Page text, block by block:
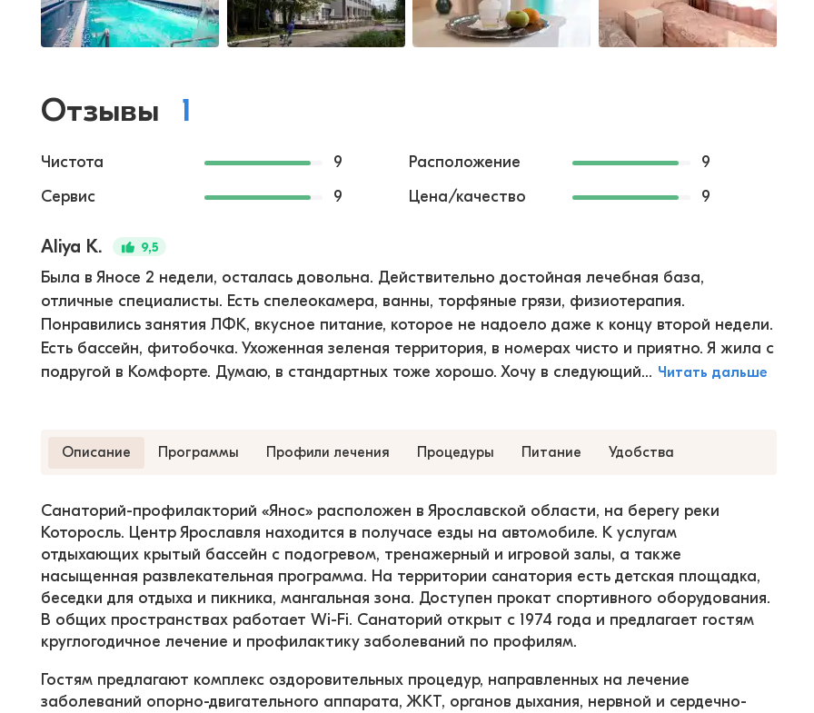
Отзывы 1
Чистота 9 Расположение
9
Сервис
9 Цена/качество 9
Aliya K. 9,5
Была в Яносе 2 недели, осталась довольна. Действительно достойная лечебная база,
отличные специалисты. Есть спелеокамера, ванны, торфяные грязи, физиотерапия.
Понравились занятия ЛФК, вкусное питание, которое не надоело даже к концу второй недели.
Есть бассейн, фитобочка. Ухоженная зеленая территория, в номерах чисто и приятно. Я жила с
подругой в Комфорте. Думаю, в стандартных тоже хорошо. Хочу в следующий... Читать дальше
Описание Программы Профили лечения Процедуры Питание Удобства
Санаторий-профилакторий «Янос» расположен в Ярославской области, на берегу реки
Которосль. Центр Ярославля находится в получасе езды на автомобиле. К услугам
отдыхающих крытый бассейн с подогревом, тренажерный и игровой залы, а также
насыщенная развлекательная программа. На территории санатория есть детская площадка,
беседки для отдыха и пикника, мангальная зона. Доступен прокат спортивного оборудования.
В общих пространствах работает Wi-Fi. Санаторий открыт с 1974 года и предлагает гостям
круглогодичное лечение и профилактику заболеваний по профилям.
Гостям предлагают комплекс оздоровительных процедур, направленных на лечение
заболеваний опорно-двигательного аппарата, ЖКТ, органов дыхания, нервной и сердечно-